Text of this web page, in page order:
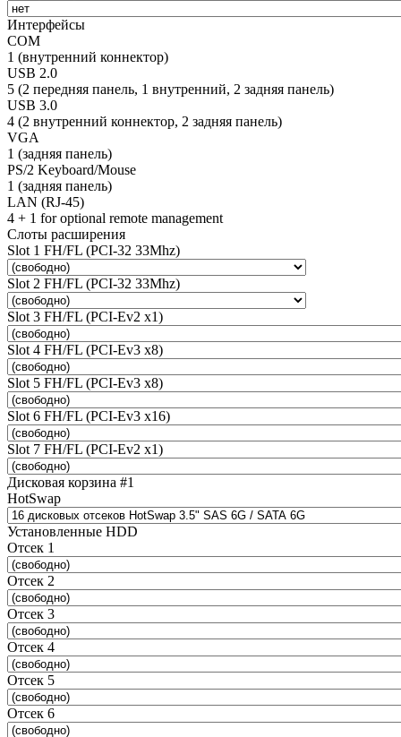
Интерфейсы
COM
1 (внутренний коннектор)
USB 2.0
5 (2 передняя панель, 1 внутренний, 2 задняя панель)
USB 3.0
4 (2 внутренний коннектор, 2 задняя панель)
VGA
1 (задняя панель)
PS/2 Keyboard/Mouse
1 (задняя панель)
LAN (RJ-45)
4 + 1 for optional remote management
Слоты расширения
Slot 1 FH/FL (PCI-32 33Mhz)
Slot 2 FH/FL (PCI-32 33Mhz)
Slot 3 FH/FL (PCI-Ev2 x1)
Slot 4 FH/FL (PCI-Ev3 x8)
Slot 5 FH/FL (PCI-Ev3 x8)
Slot 6 FH/FL (PCI-Ev3 x16)
Slot 7 FH/FL (PCI-Ev2 x1)
Дисковая корзина #1
HotSwap
Установленные HDD
Отсек 1
Отсек 2
Отсек 3
Отсек 4
Отсек 5
Отсек 6